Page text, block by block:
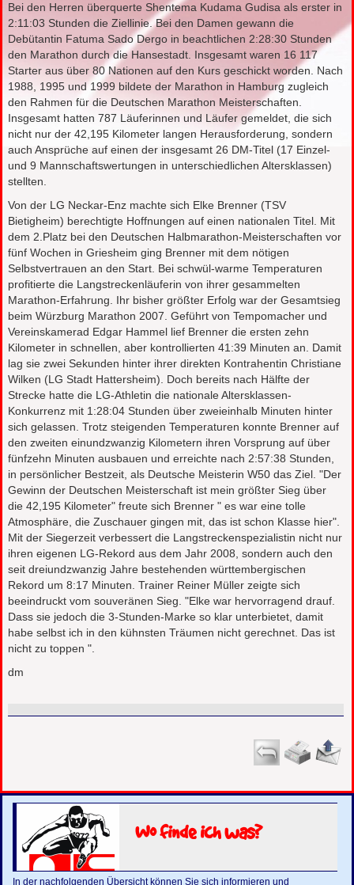
Bei den Herren überquerte Shentema Kudama Gudisa als erster in
2:11:03 Stunden die Ziellinie. Bei den Damen gewann die
Debütantin Fatuma Sado Dergo in beachtlichen 2:28:30 Stunden
den Marathon durch die Hansestadt. Insgesamt waren 16 117
Starter aus über 80 Nationen auf den Kurs geschickt worden. Nach
1988, 1995 und 1999 bildete der Marathon in Hamburg zugleich
den Rahmen für die Deutschen Marathon Meisterschaften.
Insgesamt hatten 787 Läuferinnen und Läufer gemeldet, die sich
nicht nur der 42,195 Kilometer langen Herausforderung, sondern
auch Ansprüche auf einen der insgesamt 26 DM-Titel (17 Einzel-
und 9 Mannschaftswertungen in unterschiedlichen Altersklassen)
stellten.
Von der LG Neckar-Enz machte sich Elke Brenner (TSV
Bietigheim) berechtigte Hoffnungen auf einen nationalen Titel. Mit
dem 2.Platz bei den Deutschen Halbmarathon-Meisterschaften vor
fünf Wochen in Griesheim ging Brenner mit dem nötigen
Selbstvertrauen an den Start. Bei schwül-warme Temperaturen
profitierte die Langstreckenläuferin von ihrer gesammelten
Marathon-Erfahrung. Ihr bisher größter Erfolg war der Gesamtsieg
beim Würzburg Marathon 2007. Geführt von Tempomacher und
Vereinskamerad Edgar Hammel lief Brenner die ersten zehn
Kilometer in schnellen, aber kontrollierten 41:39 Minuten an. Damit
lag sie zwei Sekunden hinter ihrer direkten Kontrahentin Christiane
Wilken (LG Stadt Hattersheim). Doch bereits nach Hälfte der
Strecke hatte die LG-Athletin die nationale Altersklassen-
Konkurrenz mit 1:28:04 Stunden über zweieinhalb Minuten hinter
sich gelassen. Trotz steigenden Temperaturen konnte Brenner auf
den zweiten einundzwanzig Kilometern ihren Vorsprung auf über
fünfzehn Minuten ausbauen und erreichte nach 2:57:38 Stunden,
in persönlicher Bestzeit, als Deutsche Meisterin W50 das Ziel. "Der
Gewinn der Deutschen Meisterschaft ist mein größter Sieg über
die 42,195 Kilometer" freute sich Brenner " es war eine tolle
Atmosphäre, die Zuschauer gingen mit, das ist schon Klasse hier".
Mit der Siegerzeit verbessert die Langstreckenspezialistin nicht nur
ihren eigenen LG-Rekord aus dem Jahr 2008, sondern auch den
seit dreiundzwanzig Jahre bestehenden württembergischen
Rekord um 8:17 Minuten. Trainer Reiner Müller zeigte sich
beeindruckt vom souveränen Sieg. "Elke war hervorragend drauf.
Dass sie jedoch die 3-Stunden-Marke so klar unterbietet, damit
habe selbst ich in den kühnsten Träumen nicht gerechnet. Das ist
nicht zu toppen ".
dm
Wo finde ich was?
In der nachfolgenden Übersicht können Sie sich informieren und